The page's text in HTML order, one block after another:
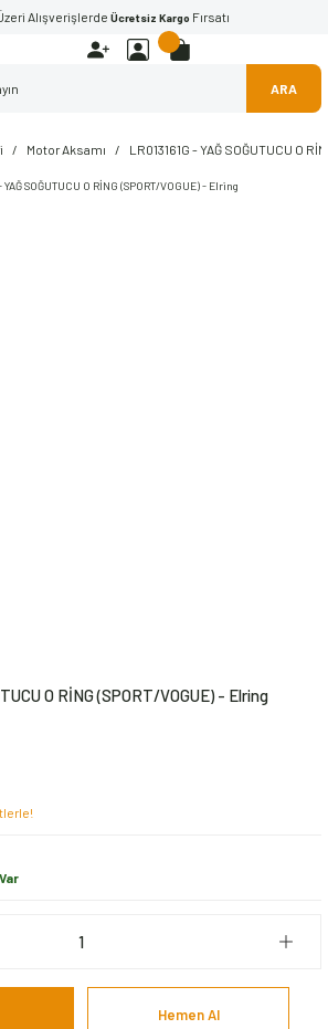
Alışverişlerde Ücretsiz Kargo Fırsatı
ARA
Motor Aksamı LR013161G - YAĞ SOĞUTUCU O
O RİNG (SPORT/VOGUE) - Elring
Hemen Al